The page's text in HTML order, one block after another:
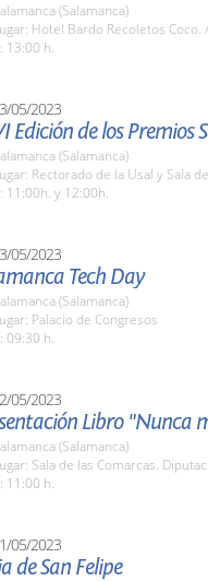
(Salamanca)
Hotel Bardo Recoletos
13:00 h.
05/2023
Edición de los Premios
(Salamanca)
Rectorado de la Usal y Sala
11:00h. y 12:00h.
05/2023
Tech Day
(Salamanca)
Palacio de Congresos
09:30 h.
05/2023
Libro "Nunca
(Salamanca)
Sala de las Comarcas.
11:00 h.
05/2023
de San Felipe